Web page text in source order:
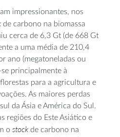
impressionantes, nos
de carbono na biomassa
cerca de 6,3 Gt (de 668 Gt
a uma média de 210,4
ano (megatoneladas ou
principalmente à
para a agricultura e
As maiores perdas
da Ásia e América do Sul.
regiões do Este Asiático e
o stock de carbono na